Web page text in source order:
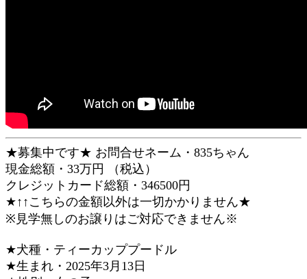
★募集中です★ お問合せネーム・835ちゃん
現金総額・33万円 （税込）
クレジットカード総額・346500円
★↑↑こちらの金額以外は一切かかりません★
※見学無しのお譲りはご対応できません※
★犬種・ティーカッププードル
★生まれ・2025年3月13日